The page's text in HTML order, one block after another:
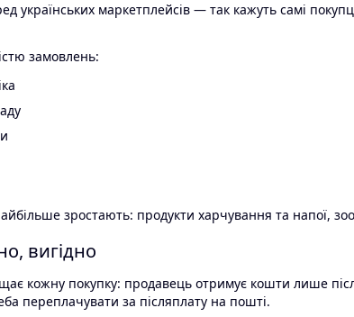
українських маркетплейсів — так кажуть самі
замовлень:
зростають: продукти харчування та напої,
вигідно
кожну покупку: продавець отримує кошти лише
переплачувати за післяплату на пошті.